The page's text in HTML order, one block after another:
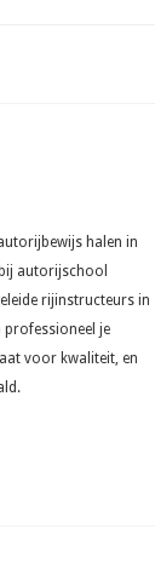
halen in
autorijschool
rijinstructeurs in
professioneel je
voor kwaliteit, en